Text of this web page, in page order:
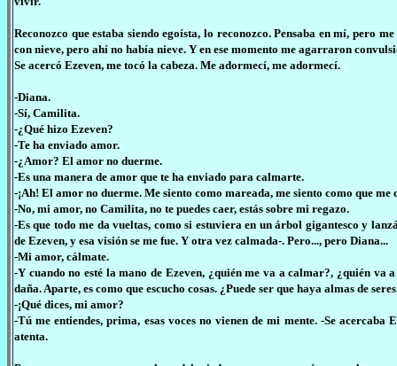
Reconozco que estaba siendo egoísta, lo reconozco. Pensaba en mí, pero
con nieve, pero ahí no había nieve. Y en ese momento me agarraron
Se acercó Ezeven, me tocó la cabeza. Me adormecí, me adormecí.
-Diana.
-Sí, Camilita.
-¿Qué hizo Ezeven?
-Te ha enviado amor.
-¿Amor? El amor no duerme.
-Es una manera de amor que te ha enviado para calmarte.
-¡Ah! El amor no duerme. Me siento como mareada, me siento como que me
-No, mi amor, no Camilita, no te puedes caer, estás sobre mi regazo.
-Es que todo me da vueltas, como si estuviera en un árbol gigantesco y
de Ezeven, y esa visión se me fue. Y otra vez calmada-. Pero..., pero Diana...
-Mi amor, cálmate.
-Y cuando no esté la mano de Ezeven, ¿quién me va a calmar?, ¿quién va
daña. Aparte, es como que escucho cosas. ¿Puede ser que haya almas de
-¡Qué dices, mi amor?
-Tú me entiendes, prima, esas voces no vienen de mi mente. -Se
atenta.